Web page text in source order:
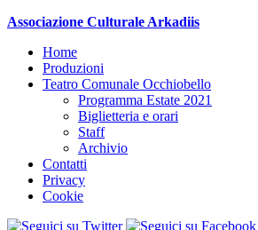
Associazione Culturale Arkadiis
Home
Produzioni
Teatro Comunale Occhiobello
Programma Estate 2021
Biglietteria e orari
Staff
Archivio
Contatti
Privacy
Cookie